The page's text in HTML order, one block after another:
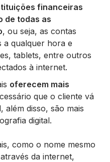
financeiras
de todas as
, ou seja, as contas
a qualquer hora e
tablets, entre outros
à internet.
oferecem mais
que o cliente vá
além disso, são mais
digital.
como o nome mesmo
da internet,